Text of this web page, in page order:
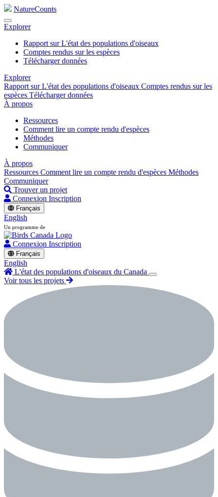
NatureCounts
Explorer
Rapport sur L'état des populations d'oiseaux
Comptes rendus sur les espèces
Télécharger données
Explorer
Rapport sur L'état des populations d'oiseaux Comptes rendus sur les
espèces Télécharger données
À propos
Ressources
Comment lire un compte rendu d'espèces
Méthodes
Communiquer
À propos
Ressources Comment lire un compte rendu d'espèces Méthodes
Communiquer
Trouver un projet
Connexion Inscription
Français
English
Un programme de
Connexion Inscription
Français
English
L'état des populations d'oiseaux du Canada
Voir tous les projets